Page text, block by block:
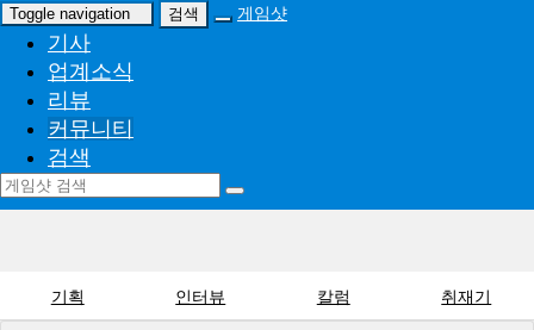
Toggle navigation 검색
게임샷
기사
업계소식
리뷰
커뮤니티
검색
기획 인터뷰 칼럼 취재기